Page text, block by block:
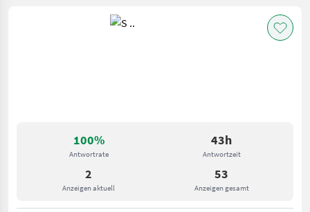
100%
Antwortrate
43h
Antwortzeit
2
Anzeigen aktuell
53
Anzeigen gesamt